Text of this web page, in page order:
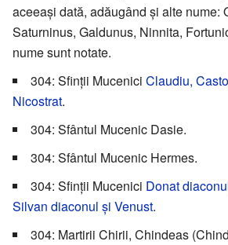
aceeași dată, adăugând și alte nume:
Saturninus, Galdunus, Ninnita,
nume sunt notate.
304: Sfinții Mucenici Claudiu,
Nicostrat.
304: Sfântul Mucenic Dasie.
304: Sfântul Mucenic Hermes.
304: Sfinții Mucenici Donat
Silvan diaconul și Venust.
304: Martirii Chirii, Chindeas